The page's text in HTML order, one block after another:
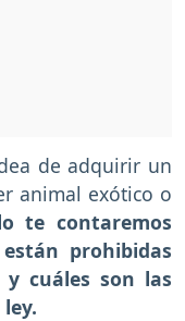
de adquirir un
animal exótico o
te contaremos
prohibidas
y cuáles son las